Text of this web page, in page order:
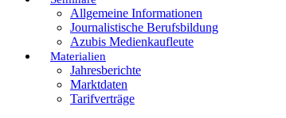
Allgemeine Informationen
Journalistische Berufsbildung
Azubis Medienkaufleute
Materialien
Jahresberichte
Marktdaten
Tarifverträge